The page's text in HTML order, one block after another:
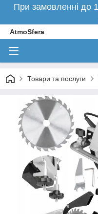
При замовленні до
AtmoSfera
Товари та послуги